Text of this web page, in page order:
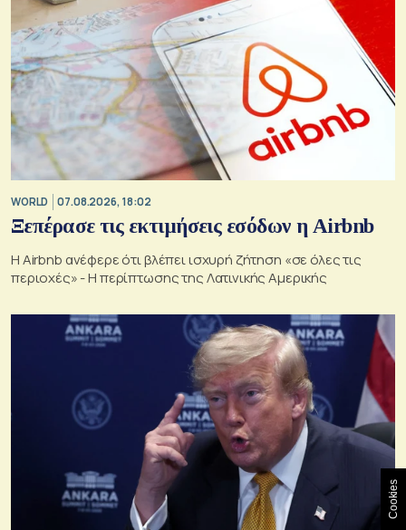
WORLD 07.08.2026, 18:02
Ξεπέρασε τις εκτιμήσεις εσόδων η Airbnb
Η Airbnb ανέφερε ότι βλέπει ισχυρή ζήτηση «σε όλες τις
περιοχές» - Η περίπτωσης της Λατινικής Αμερικής
Cookies